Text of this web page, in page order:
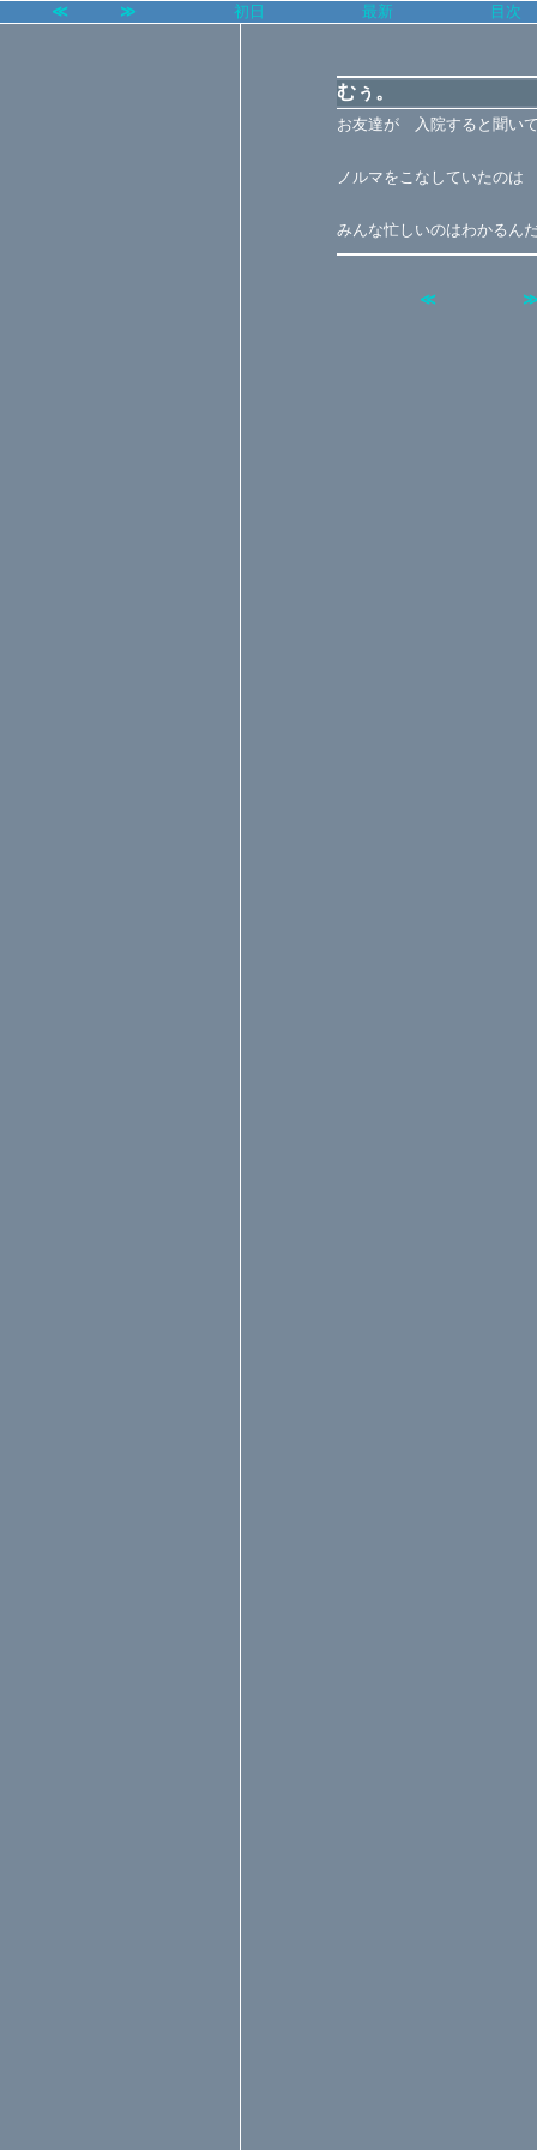
≪ ≫ 初日 最新 目次
むぅ。
お友達が 入院すると聞い
ノルマをこなしていたの
みんな忙しいのはわかるん
≪